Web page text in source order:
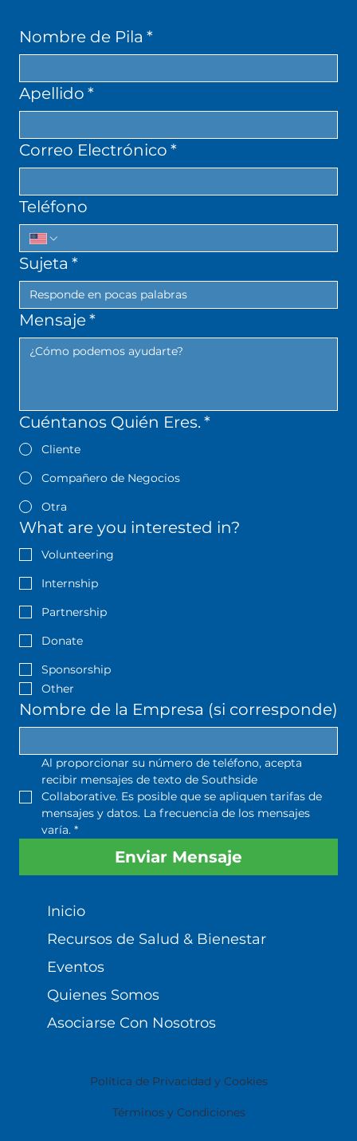
Política de Privacidad y Cookies
Términos y Condiciones
Nombre de Pila *
Apellido *
Correo Electrónico *
Teléfono
Sujeta *
Mensaje*
Cuéntanos Quién Eres. *
Cliente
Compañero de Negocios
Otra
What are you interested in?
Volunteering
Internship
Partnership
Donate
Sponsorship
Other
Nombre de la Empresa (si corresponde)
Al proporcionar su número de teléfono, acepta
recibir mensajes de texto de Southside
Collaborative. Es posible que se apliquen tarifas de
mensajes y datos. La frecuencia de los mensajes
varía. *
Enviar Mensaje
Inicio
Recursos de Salud & Bienestar
Eventos
Quienes Somos
Asociarse Con Nosotros